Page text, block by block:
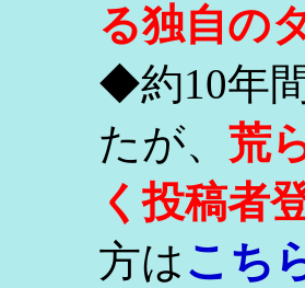
る独自の
◆約10年
たが、 荒
く投稿者
方はこち